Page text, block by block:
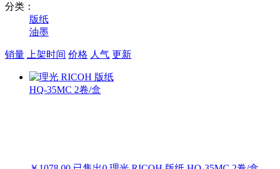
分类：
版纸
油墨
销量 上架时间 价格 人气 更新